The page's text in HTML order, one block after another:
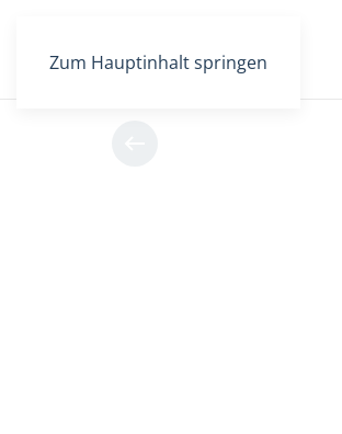
Zum Hauptinhalt springen